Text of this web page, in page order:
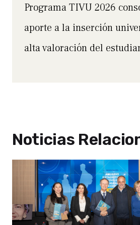
Programa TIVU 2026
aporte a la inserción
alta valoración del
Noticias